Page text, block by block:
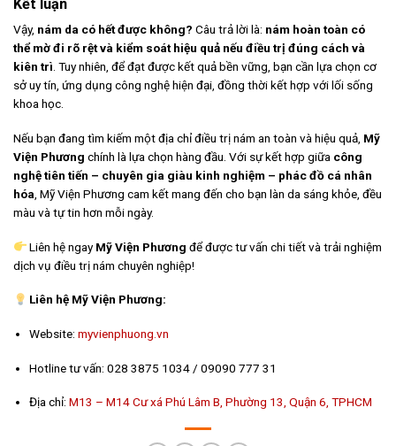
Kết luận
Vậy, nám da có hết được không? Câu trả lời là: nám hoàn toàn có
thể mờ đi rõ rệt và kiểm soát hiệu quả nếu điều trị đúng cách và
kiên trì. Tuy nhiên, để đạt được kết quả bền vững, bạn cần lựa chọn cơ
sở uy tín, ứng dụng công nghệ hiện đại, đồng thời kết hợp với lối sống
khoa học.
Nếu bạn đang tìm kiếm một địa chỉ điều trị nám an toàn và hiệu quả, Mỹ
Viện Phương chính là lựa chọn hàng đầu. Với sự kết hợp giữa công
nghệ tiên tiến – chuyên gia giàu kinh nghiệm – phác đồ cá nhân
hóa , Mỹ Viện Phương cam kết mang đến cho bạn làn da sáng khỏe, đều
màu và tự tin hơn mỗi ngày.
Liên hệ ngayMỹ Viện Phương để được tư vấn chi tiết và trải nghiệm
dịch vụ điều trị nám chuyên nghiệp!
Liên hệ Mỹ Viện Phương:
Website: myvienphuong.vn
Hotline tư vấn: 028 3875 1034 / 09090 777 31
Địa chỉ: M13 – M14 Cư xá Phú Lâm B, Phường 13, Quận 6, TPHCM